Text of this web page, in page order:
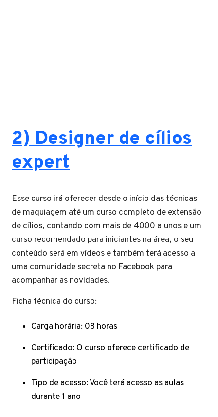
2) Designer de cílios
expert
Esse curso irá oferecer desde o início das técnicas
de maquiagem até um curso completo de extensão
de cílios, contando com mais de 4000 alunos e um
curso recomendado para iniciantes na área, o seu
conteúdo será em vídeos e também terá acesso a
uma comunidade secreta no Facebook para
acompanhar as novidades.
Ficha técnica do curso:
Carga horária: 08 horas
Certificado: O curso oferece certificado de
participação
Tipo de acesso: Você terá acesso as aulas
durante 1 ano